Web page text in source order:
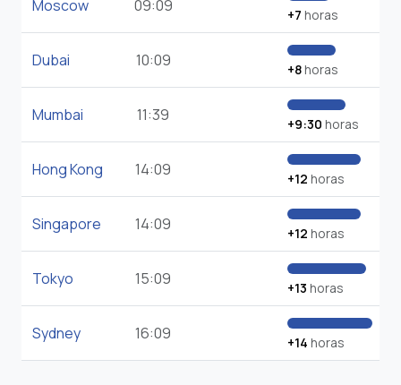
Moscow 09:09 +7 horas
Dubai 10:09 +8horas
Mumbai 11:39 +9:30 horas
Hong Kong 14:09 +12 horas
Singapore 14:09 +12 horas
Tokyo 15:09 +13 horas
Sydney 16:09 +14 horas